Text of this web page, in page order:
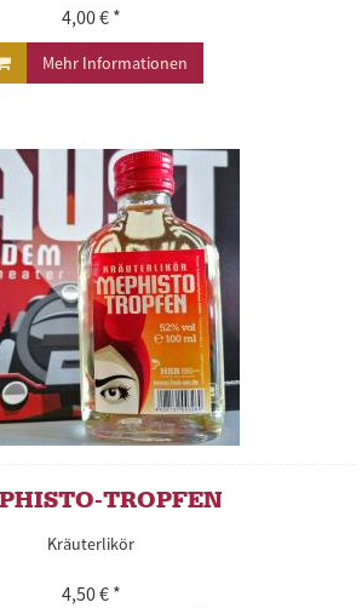
4,00 € *
Mehr Informationen
TROPFEN
Kräuterlikör
4,50 € *